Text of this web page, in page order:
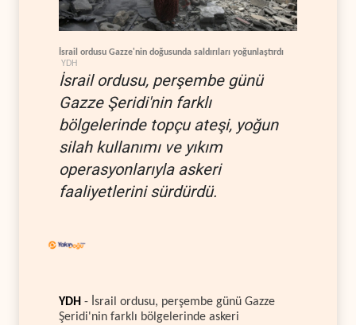
İsrail ordusu Gazze'nin doğusunda saldırıları yoğunlaştırdı
YDH
İsrail ordusu, perşembe günü
Gazze Şeridi'nin farklı
bölgelerinde topçu ateşi, yoğun
silah kullanımı ve yıkım
operasyonlarıyla askeri
faaliyetlerini sürdürdü.
YDH - İsrail ordusu, perşembe günü Gazze
Şeridi'nin farklı bölgelerinde askeri